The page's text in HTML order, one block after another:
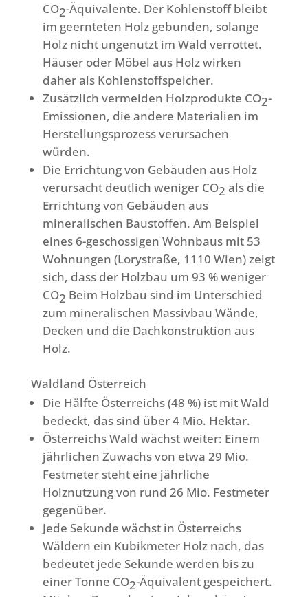
CO2-Äquivalente. Der Kohlenstoff bleibt
im geernteten Holz gebunden, solange
Holz nicht ungenutzt im Wald verrottet.
Häuser oder Möbel aus Holz wirken
daher als Kohlenstoffspeicher.
Zusätzlich vermeiden Holzprodukte CO2-
Emissionen, die andere Materialien im
Herstellungsprozess verursachen
würden.
Die Errichtung von Gebäuden aus Holz
verursacht deutlich weniger CO2 als die
Errichtung von Gebäuden aus
mineralischen Baustoffen. Am Beispiel
eines 6-geschossigen Wohnbaus mit 53
Wohnungen (Lorystraße, 1110 Wien) zeigt
sich, dass der Holzbau um 93 % weniger
CO2 Beim Holzbau sind im Unterschied
zum mineralischen Massivbau Wände,
Decken und die Dachkonstruktion aus
Holz.
Waldland Österreich
Die Hälfte Österreichs (48 %) ist mit Wald
bedeckt, das sind über 4 Mio. Hektar.
Österreichs Wald wächst weiter: Einem
jährlichen Zuwachs von etwa 29 Mio.
Festmeter steht eine jährliche
Holznutzung von rund 26 Mio. Festmeter
gegenüber.
Jede Sekunde wächst in Österreichs
Wäldern ein Kubikmeter Holz nach, das
bedeutet jede Sekunde werden bis zu
einer Tonne CO2-Äquivalent gespeichert.